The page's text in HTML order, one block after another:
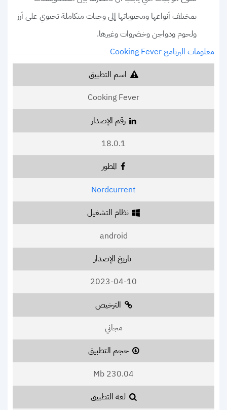
بمختلف أنواعها ومحتوياتها إلى وجبات متكاملة تحتوي على أرز
ولحوم ودواجن وخضروات وغيرها.
معلومات البرنامج Cooking Fever
اسم التطبيق
Cooking Fever
رقم الإصدار
18.0.1
المطور
Nordcurrent
نظام التشغيل
android
تاريخ الإصدار
2023-04-10
الترخيص
مجاني
حجم التطبيق
230.04 Mb
لغة التطبيق